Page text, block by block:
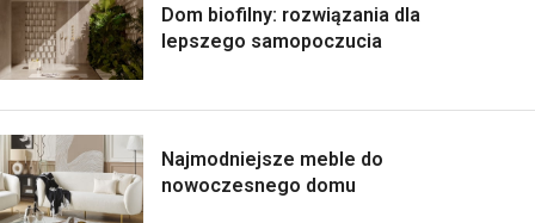
Dom biofilny: rozwiązania dla
lepszego samopoczucia
Najmodniejsze meble do
nowoczesnego domu